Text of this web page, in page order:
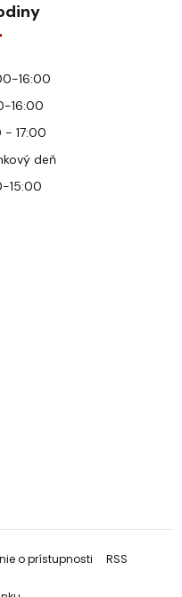
16:00
16:00
17:00
deň
15:00
o prístupnosti RSS